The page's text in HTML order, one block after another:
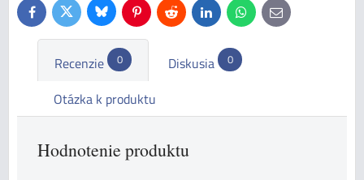
FacebookTwitterBlueskyPinterestReddit LinkedInWhatsApp
E-
mail
Recenzie 0 Diskusia 0
Otázka k produktu
Hodnotenie produktu